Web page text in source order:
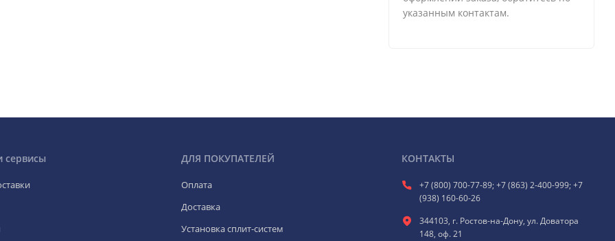
указанным контактам.
сервисы ДЛЯ ПОКУПАТЕЛЕЙ
Оплата
Доставка
Установка сплит-систем
КОНТАКТЫ
+7 (800) 700-77-89; +7 (863) 2-400-999; +7
(938) 160-60-26
344103, г. Ростов-на-Дону, ул. Доватора
148, оф. 21